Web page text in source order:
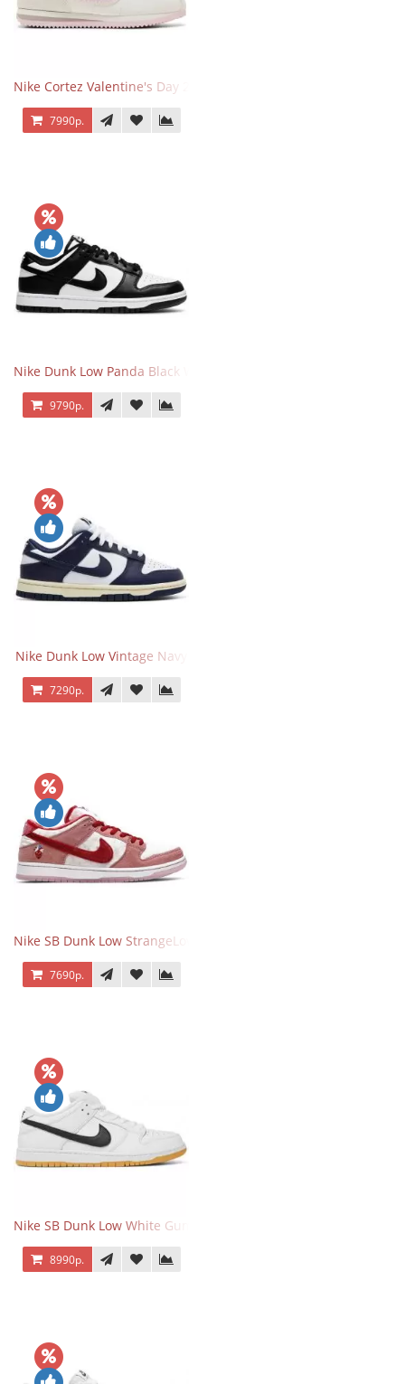
Nike Cortez Valentine's Day 2025
7990р.
Nike Dunk Low Panda Black White
9790р.
Nike Dunk Low Vintage Navy
7290р.
Nike SB Dunk Low StrangeLove Valentine's Day
7690р.
Nike SB Dunk Low White Gum
8990р.